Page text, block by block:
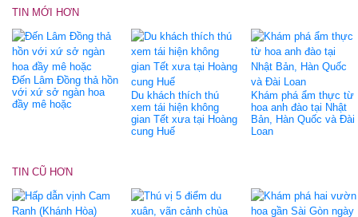
TIN MỚI HƠN
Đến Lâm Đồng thả hồn
với xứ sở ngàn hoa
đầy mê hoặc
Du khách thích thú
xem tái hiện không
gian Tết xưa tại Hoàng
cung Huế
Khám phá ẩm thực từ
hoa anh đào tại Nhật
Bản, Hàn Quốc và Đài
Loan
TIN CŨ HƠN